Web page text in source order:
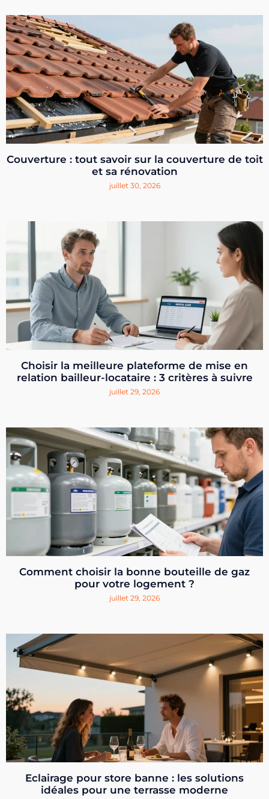
Couverture : tout savoir sur la couverture de toit
et sa rénovation
juillet 30, 2026
Choisir la meilleure plateforme de mise en
relation bailleur-locataire : 3 critères à suivre
juillet 29, 2026
Comment choisir la bonne bouteille de gaz
pour votre logement ?
juillet 29, 2026
Eclairage pour store banne : les solutions
idéales pour une terrasse moderne